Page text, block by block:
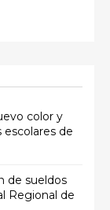
color y
de
de sueldos
Regional de